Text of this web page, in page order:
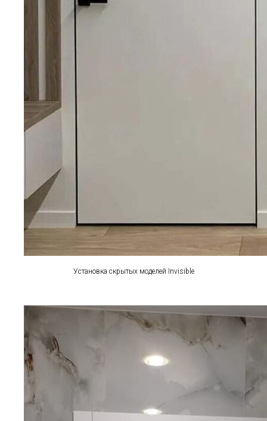
Установка скрытых моделей Invisible